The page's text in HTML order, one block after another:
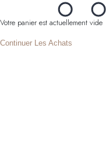
Votre panier est actuellement vide
Continuer Les Achats